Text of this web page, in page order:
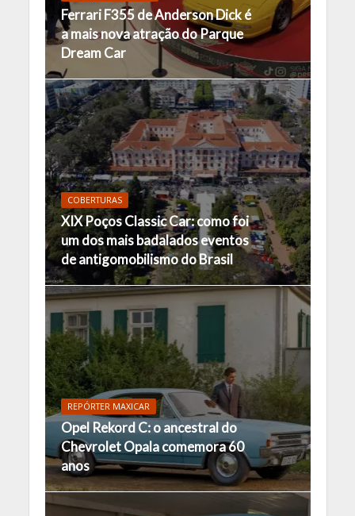
Ferrari F355 de Anderson Dick é
a mais nova atração do Parque
Dream Car
COBERTURAS
XIX Poços Classic Car: como foi
um dos mais badalados eventos
de antigomobilismo do Brasil
REPÓRTER MAXICAR
Opel Rekord C: o ancestral do
Chevrolet Opala comemora 60
anos